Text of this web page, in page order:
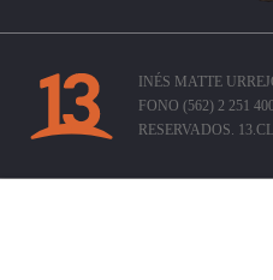
INÉS MATTE
FONO (562) 2 251
RESERVADOS. 13.CL